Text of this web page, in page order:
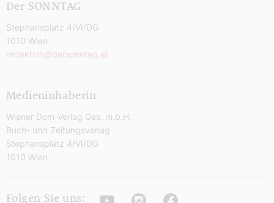
Der SONNTAG
Stephansplatz 4/VI/DG
1010 Wien
redaktion@dersonntag.at
Medieninhaberin
Wiener Dom-Verlag Ges. m.b.H.
Buch- und Zeitungsverlag
Stephansplatz 4/VI/DG
1010 Wien
Folgen Sie uns: